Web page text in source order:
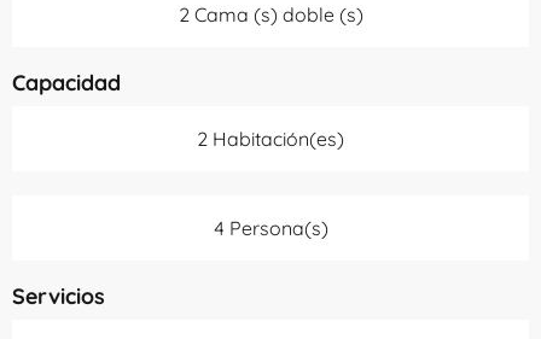
2 Cama (s) doble (s)
Capacidad
2 Habitación(es)
4 Persona(s)
Servicios